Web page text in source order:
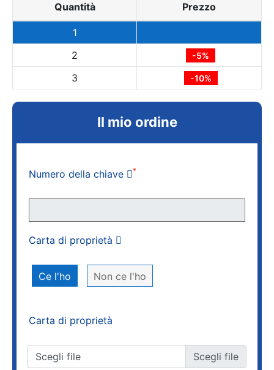
Quantità Prezzo
1
2
-5%
3 -10%
Il mio ordine
Numero della chiave *
Carta di proprietà
Ce l'ho Non ce l'ho
Carta di proprietà
Scegli file